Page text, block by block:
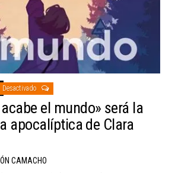
Desactivado
el mundo» será la
apocalíptica de Clara
CAMACHO